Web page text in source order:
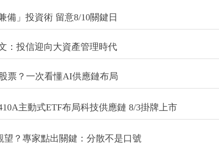
備」投資術 留意8/10關鍵日
：投信迎向大資產管理時代
票？一次看懂AI供應鏈布局
主動式ETF布局科技供應鏈 8/3掛牌上市
？專家點出關鍵：分散不是口號